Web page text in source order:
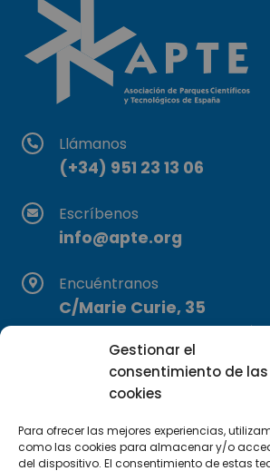
Gestionar el
consentimiento de las
cookies
Para ofrecer las mejores experiencias,
como las cookies para almacenar y/o
del dispositivo. El consentimiento de estas
Llámanos
(+34) 951 23 13 06
Escríbenos
info@apte.org
Encuéntranos
C/Marie Curie, 35
29590 Campanillas,